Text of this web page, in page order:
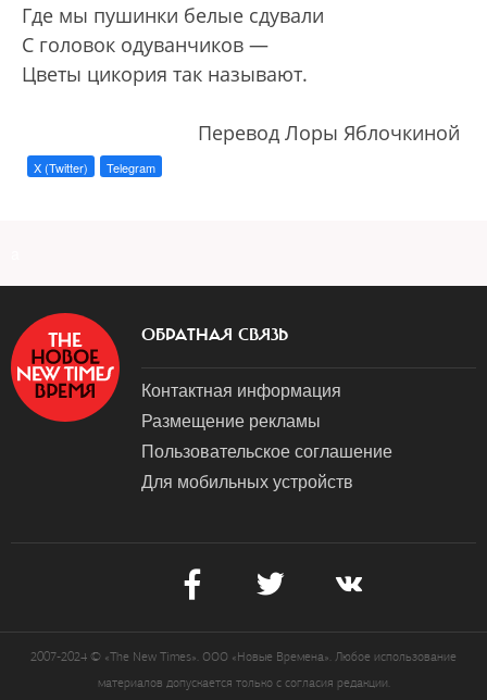
Где мы пушинки белые сдували
С головок одуванчиков —
Цветы цикория так называют.
Перевод Лоры Яблочкиной
X (Twitter) Telegram
ОБРАТНАЯ СВЯЗЬ
Контактная информация
Размещение рекламы
Пользовательское соглашение
Для мобильных устройств
2007-2024 © «The New Times». ООО «Новые Времена». Любое использование
материалов допускается только с согласия редакции.